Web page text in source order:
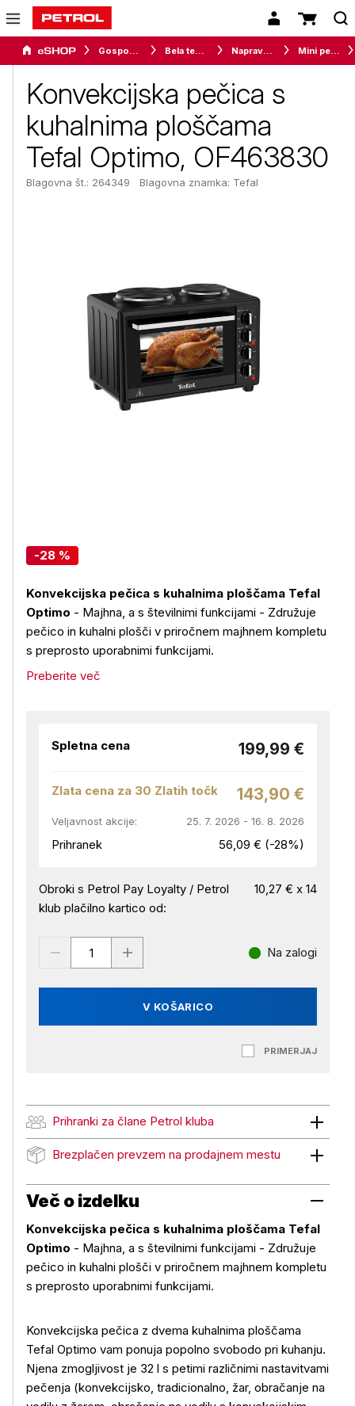
Gospodinjski aparati Bela tehnika Naprave za kuhanje Mini pečice
Konvekcijska pečica s
kuhalnima ploščama
Tefal Optimo, OF463830
Blagovna št.: 264349 Blagovna znamka: Tefal
-28 %
Konvekcijska pečica s kuhalnima ploščama Tefal
Optimo - Majhna, a s številnimi funkcijami - Združuje
pečico in kuhalni plošči v priročnem majhnem kompletu
s preprosto uporabnimi funkcijami.
Preberite več
Spletna cena 199,99 €
Zlata cena za 30 Zlatih točk 143,90 €
Veljavnost akcije: 25. 7. 2026 - 16. 8. 2026
Prihranek 56,09 € (-28%)
Obroki s Petrol Pay Loyalty / Petrol
klub plačilno kartico od:
10,27 € x 14
V KOŠARICO
Na zalogi
PRIMERJAJ
Prihranki za člane Petrol kluba
Prihranki za člane Petrol kluba
Brezplačen prevzem na prodajnem mestu
Brezplačen prevzem na prodajnem mestu
Več o izdelku
Konvekcijska pečica s kuhalnima ploščama Tefal
Optimo - Majhna, a s številnimi funkcijami - Združuje
pečico in kuhalni plošči v priročnem majhnem kompletu
s preprosto uporabnimi funkcijami.
Konvekcijska pečica z dvema kuhalnima ploščama
Tefal Optimo vam ponuja popolno svobodo pri kuhanju.
Njena zmogljivost je 32 l s petimi različnimi nastavitvami
pečenja (konvekcijsko, tradicionalno, žar, obračanje na